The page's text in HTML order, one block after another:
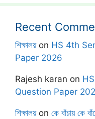
Recent
শিক্ষালয়on HS 4th
Paper 2026
Rajesh karan on
Question Paper
শিক্ষালয়on কে বাঁচায়